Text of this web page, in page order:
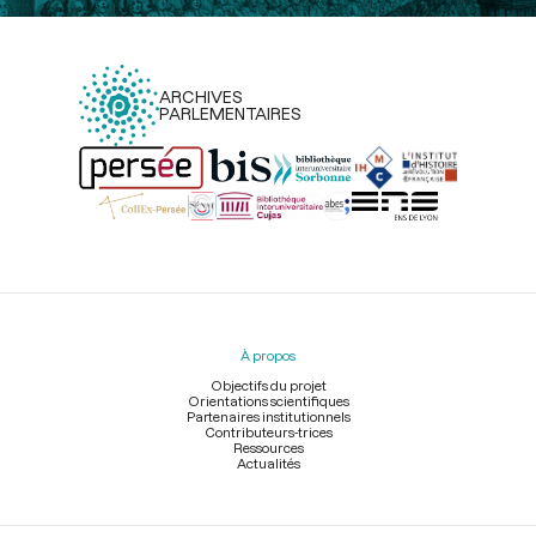
ARCHIVES
PARLEMENTAIRES
Menu
À propos
Objectifs du projet
Orientations scientifiques
Partenaires institutionnels
Contributeurs-trices
Ressources
Actualités